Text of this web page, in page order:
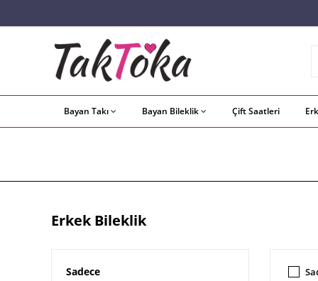
Bayan Takı Bayan Bileklik Çift Saatleri
Erkek Bileklik
Sadece